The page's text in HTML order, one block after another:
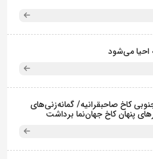
احیا می‌شود
کاخ صاحبقرانیه/ گمانه‌زنی‌های
پنهان کاخ جهان‌نما برداشت